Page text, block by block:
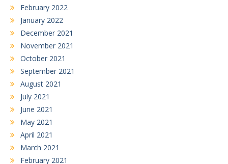
February 2022
January 2022
December 2021
November 2021
October 2021
September 2021
August 2021
July 2021
June 2021
May 2021
April 2021
March 2021
February 2021